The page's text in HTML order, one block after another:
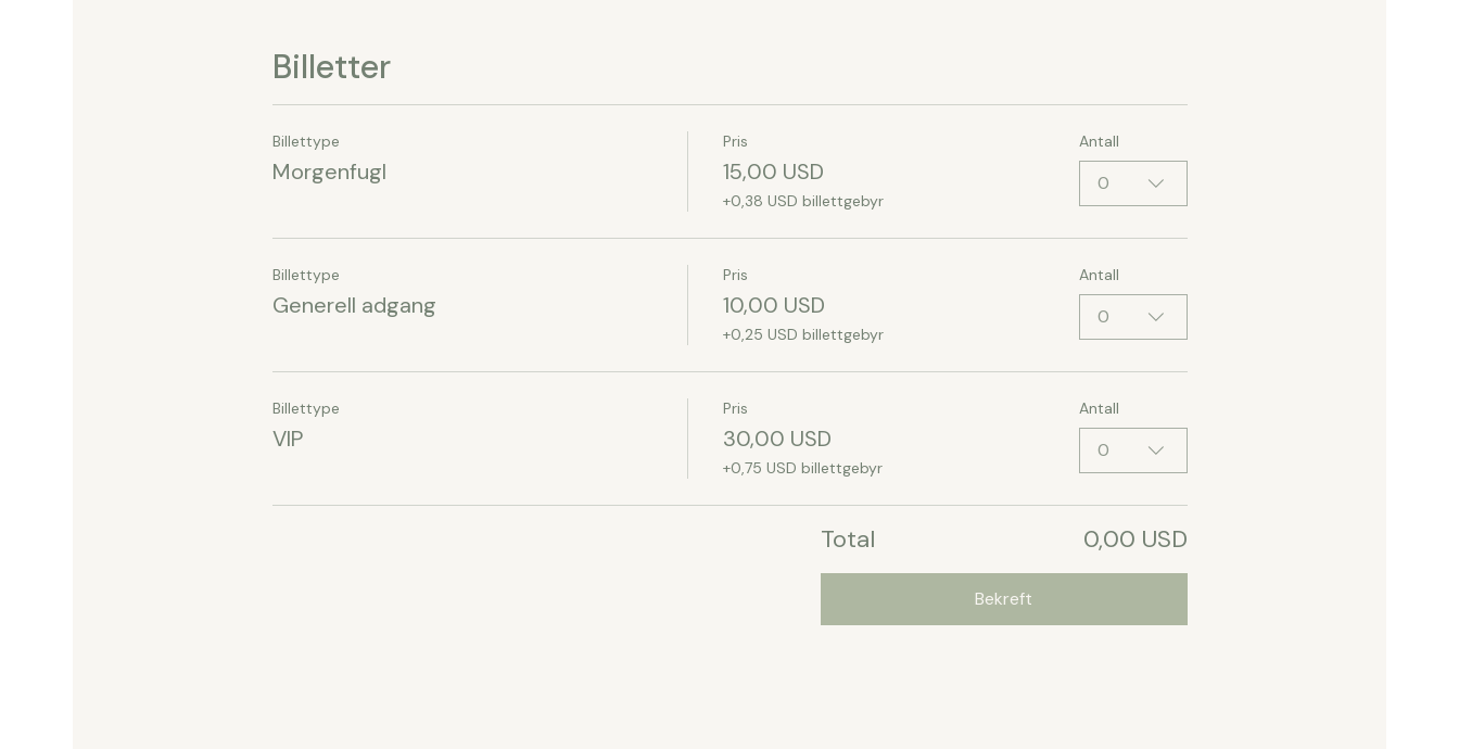
Billetter
Billettype
Morgenfugl
Pris
15,00 USD
+0,38 USD billettgebyr
Antall
0
Billettype
Generell adgang
Pris
10,00 USD
+0,25 USD billettgebyr
Antall
0
Billettype
VIP
Pris
30,00 USD
+0,75 USD billettgebyr
Antall
0
Total 0,00 USD
Bekreft